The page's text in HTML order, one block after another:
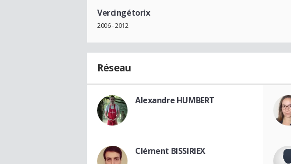
Vercingétorix
2006 - 2012
Réseau
Alexandre HUMBERT
Clément BISSIRIEX